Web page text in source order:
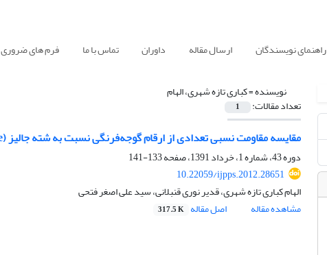
راهنمای نویسندگان ارسال مقاله داوران تماس با ما فرم های ضروری
نویسنده =کباری تازه شهری، الهام
تعداد مقالات: 1
مقایسه مقاومت نسبی تعدادی از ارقام گوجه‌فرنگی نسبت به شته جالیز Aphis gossypii (Hom.: Aphididae) ، در شرایط گلخانه‌ای
دوره 43، شماره 1، خرداد 1391، صفحه
133-141
10.22059/ijpps.2012.28651
الهام کباری تازه شهری، قدیر نوری قنبلانی، سید علی اصغر فتحی
مشاهده مقاله
اصل مقاله 317.5 K